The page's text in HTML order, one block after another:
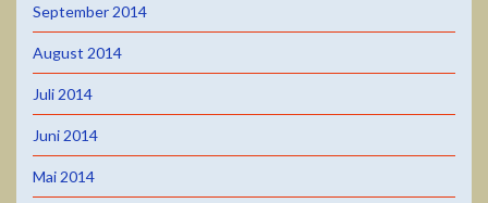
September 2014
August 2014
Juli 2014
Juni 2014
Mai 2014